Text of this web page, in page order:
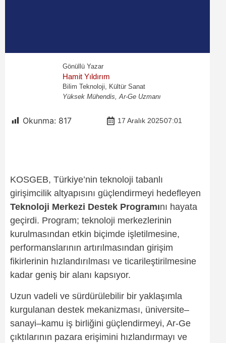
Gönüllü Yazar
Hamit Yıldırım
Bilim Teknoloji, Kültür Sanat
Yüksek Mühendis, Ar-Ge Uzmanı
Okunma: 817 17 Aralık 202507:01
KOSGEB, Türkiye’nin teknoloji tabanlı
girişimcilik altyapısını güçlendirmeyi hedefleyen
Teknoloji Merkezi Destek Programını hayata
geçirdi. Program; teknoloji merkezlerinin
kurulmasından etkin biçimde işletilmesine,
performanslarının artırılmasından girişim
fikirlerinin hızlandırılması ve ticarileştirilmesine
kadar geniş bir alanı kapsıyor.
Uzun vadeli ve sürdürülebilir bir yaklaşımla
kurgulanan destek mekanizması, üniversite–
sanayi–kamu iş birliğini güçlendirmeyi, Ar-Ge
çıktılarının pazara erişimini hızlandırmayı ve